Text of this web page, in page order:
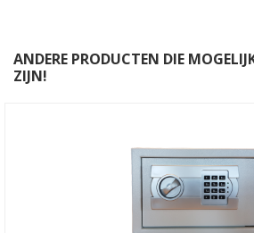
ANDERE PRODUCTEN DIE
ZIJN!